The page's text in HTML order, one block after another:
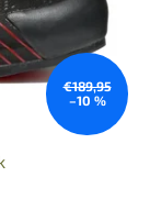
€189,95
–10 %